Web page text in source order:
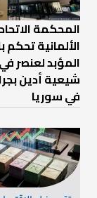
المحكمة
الألمانية تحكم
المؤبد لعنصر
شيعية أدين
في سوريا